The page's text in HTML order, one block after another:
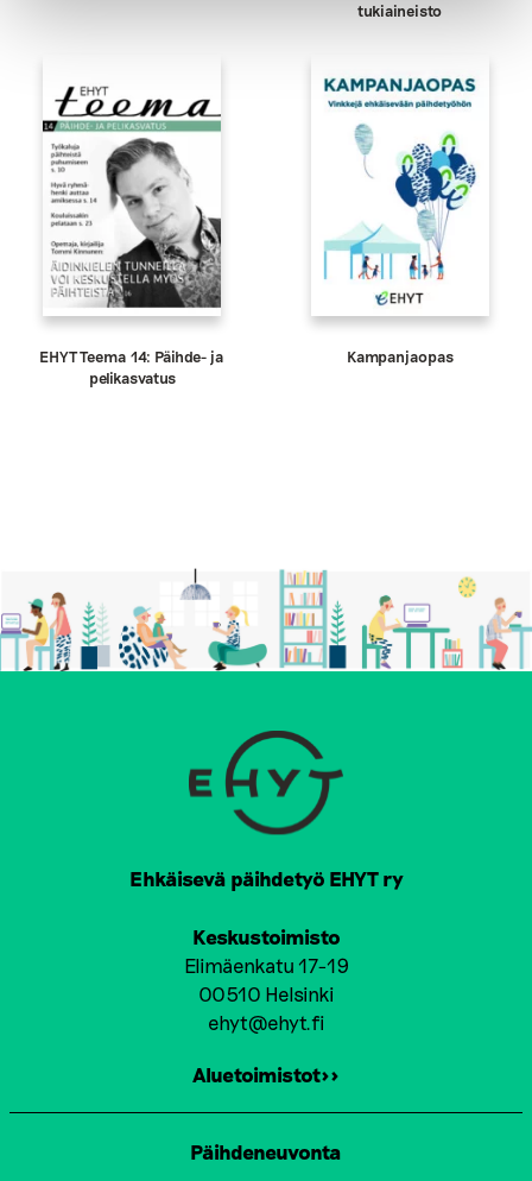
tukiaineisto
EHYT Teema 14: Päihde- ja
pelikasvatus
Kampanjaopas
Ehkäisevä päihdetyö EHYT ry
Keskustoimisto
Elimäenkatu 17-19
00510 Helsinki
ehyt@ehyt.fi
Aluetoimistot>>
Päihdeneuvonta